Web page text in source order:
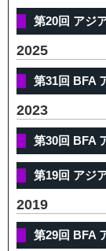
第20回 アジ
2025
第31回 BFA
2023
第30回 BFA
第19回 アジ
2019
第29回 BFA